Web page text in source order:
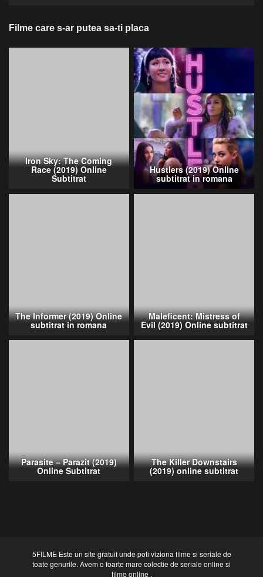
Filme care s-ar putea sa-ti placa
Iron Sky: The Coming
Race (2019) Online
Subtitrat
Hustlers (2019) Online
subtitrat in romana
The Informer (2019) Online
subtitrat in romana
Maleficent: Mistress of
Evil (2019) Online subtitrat
Parasite – Parazit (2019)
Online Subtitrat
The Killer Downstairs
(2019) online subtitrat
5FILME Este un site gratuit unde poti viziona filme si seriale de
toate genurile. Avem o foarte mare colectie de seriale online si
filme online .